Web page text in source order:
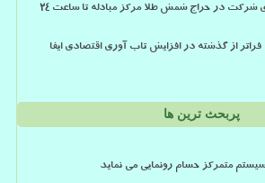
مهلت واریز وجه الضمان برای شرکت در حراج شمش طلا مرکز مبادله تا ساعت ۲۴
از گذشته در افزایش تاب آوری اقتصادی ایفا
پربحث ترین ها
متمرکز حسام رونمایی می نماید